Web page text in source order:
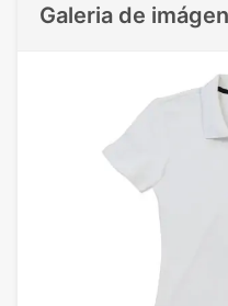
Galeria de